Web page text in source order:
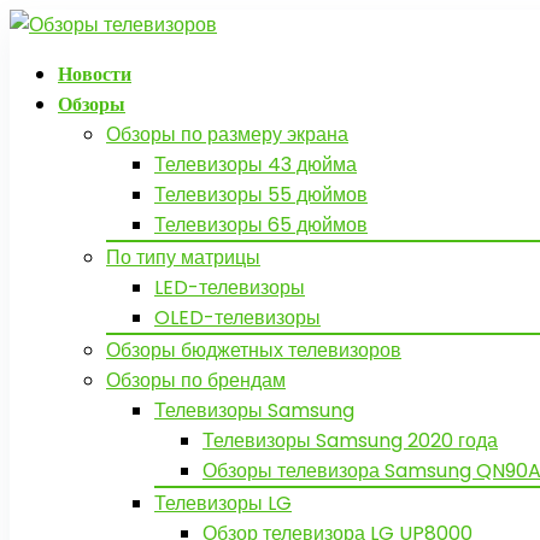
Новости
Обзоры
Обзоры по размеру экрана
Телевизоры 43 дюйма
Телевизоры 55 дюймов
Телевизоры 65 дюймов
По типу матрицы
LED-телевизоры
OLED-телевизоры
Обзоры бюджетных телевизоров
Обзоры по брендам
Телевизоры Samsung
Телевизоры Samsung 2020 года
Обзоры телевизора Samsung
Телевизоры LG
Обзор телевизора LG UP8000